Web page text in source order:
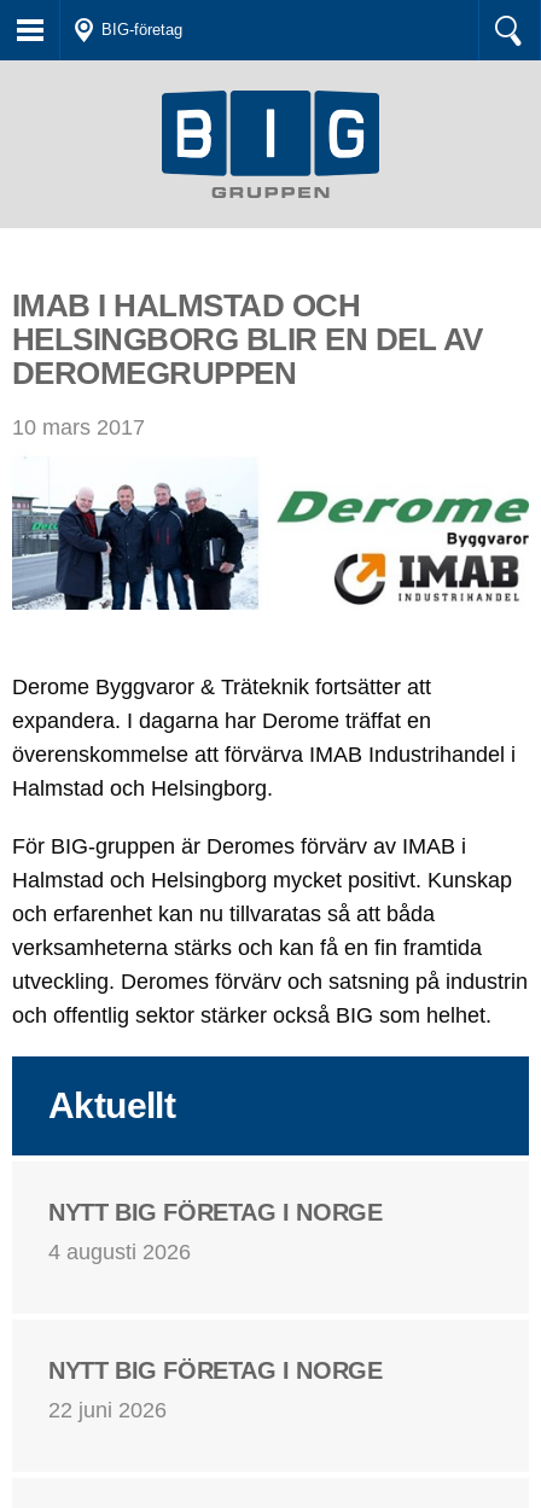
BIG-företag
IMAB I HALMSTAD OCH
HELSINGBORG BLIR EN DEL AV
DEROMEGRUPPEN
10 mars 2017
Derome Byggvaror & Träteknik fortsätter att
expandera. I dagarna har Derome träffat en
överenskommelse att förvärva IMAB Industrihandel i
Halmstad och Helsingborg.
För BIG-gruppen är Deromes förvärv av IMAB i
Halmstad och Helsingborg mycket positivt. Kunskap
och erfarenhet kan nu tillvaratas så att båda
verksamheterna stärks och kan få en fin framtida
utveckling. Deromes förvärv och satsning på industrin
och offentlig sektor stärker också BIG som helhet.
Aktuellt
NYTT BIG FÖRETAG I NORGE
4 augusti 2026
NYTT BIG FÖRETAG I NORGE
22 juni 2026